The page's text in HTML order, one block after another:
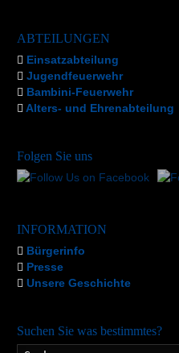
ABTEILUNGEN
Einsatzabteilung
Jugendfeuerwehr
Bambini-Feuerwehr
Alters- und Ehrenabteilung
Folgen Sie uns
INFORMATION
Bürgerinfo
Presse
Unsere Geschichte
Suchen Sie was bestimmtes?